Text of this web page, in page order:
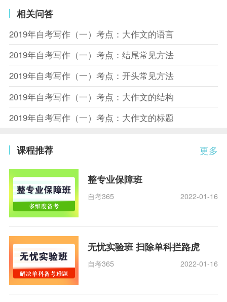
相关问答
2019年自考写作（一）考点：大作文的语言
2019年自考写作（一）考点：结尾常见方法
2019年自考写作（一）考点：开头常见方法
2019年自考写作（一）考点：大作文的结构
2019年自考写作（一）考点：大作文的标题
更多
课程推荐
整专业保障班
自考365 2022-01-16
无忧实验班 扫除单科拦路虎
自考365 2022-01-16